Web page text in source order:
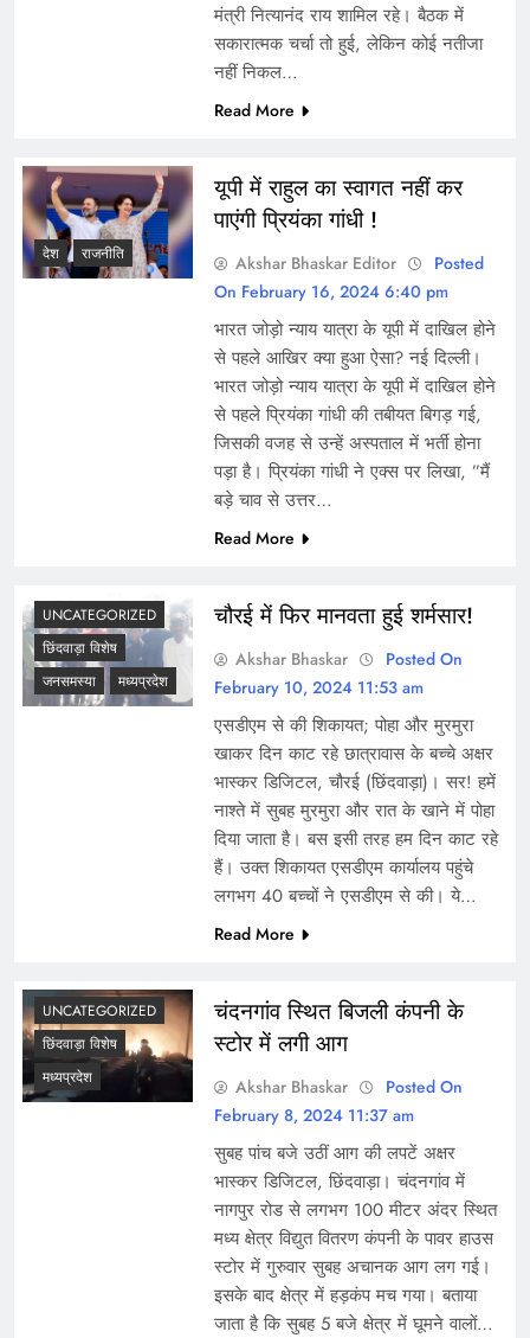
मंत्री नित्यानंद राय शामिल रहे। बैठक में
सकारात्मक चर्चा तो हुई, लेकिन कोई नतीजा
नहीं निकल…
Read More
देश राजनीति
यूपी में राहुल का स्‍वागत नहीं कर
पाएंगी प्र‍ियंका गांधी !
Akshar Bhaskar Editor
Posted
On February 16, 2024 6:40 pm
भारत जोड़ो न्‍याय यात्रा के यूपी में दाखि‍ल होने
से पहले आखि‍र क्‍या हुआ ऐसा? नई द‍िल्‍ली।
भारत जोड़ो न्‍याय यात्रा के यूपी में दाखि‍ल होने
से पहले प्रि‍यंका गांधी की तबीयत ब‍िगड़ गई,
ज‍िसकी वजह से उन्‍हें अस्‍पताल में भर्ती होना
पड़ा है। प्रि‍यंका गांधी ने एक्‍स पर ल‍िखा, ”मैं
बड़े चाव से उत्तर…
Read More
UNCATEGORIZED
छिंदवाड़ा विशेष
जनसमस्या
मध्यप्रदेश
चौरई में फिर मानवता हुई शर्मसार!
Akshar Bhaskar
Posted On
February 10, 2024 11:53 am
एसडीएम से की शिकायत; पोहा और मुरमुरा
खाकर दिन काट रहे छात्रावास के बच्चे अक्षर
भास्कर डिजिटल, चौरई (छिंदवाड़ा)। सर! हमें
नाश्ते में सुबह मुरमुरा और रात के खाने में पोहा
दिया जाता है। बस इसी तरह हम दिन काट रहे
हैं। उक्त शिकायत एसडीएम कार्यालय पहुंचे
लगभग 40 बच्चों ने एसडीएम से की। ये…
Read More
UNCATEGORIZED
छिंदवाड़ा विशेष
मध्यप्रदेश
चंदनगांव स्थित बिजली कंपनी के
स्टोर में लगी आग
Akshar Bhaskar
Posted On
February 8, 2024 11:37 am
सुबह पांच बजे उठीं आग की लपटें अक्षर
भास्कर डिजिटल, छिंदवाड़ा। चंदनगांव में
नागपुर रोड से लगभग 100 मीटर अंदर स्थित
मध्य क्षेत्र विद्युत वितरण कंपनी के पावर हाउस
स्टोर में गुरुवार सुबह अचानक आग लग गई।
इसके बाद क्षेत्र में हड़कंप मच गया। बताया
जाता है कि सुबह 5 बजे क्षेत्र में घूमने वालों…